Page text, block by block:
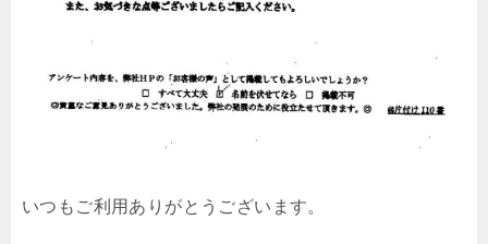
いつもご利用ありがとうございます。